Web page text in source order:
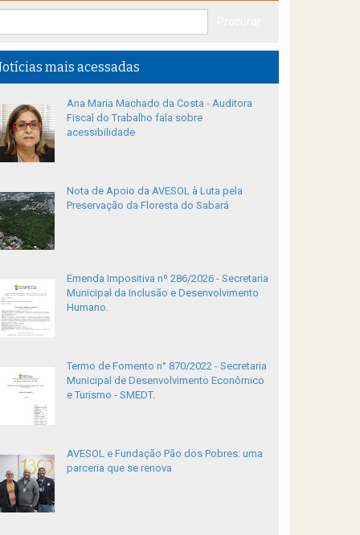
mais acessadas
Ana Maria Machado da Costa - Auditora
Fiscal do Trabalho fala sobre
acessibilidade
Nota de Apoio da AVESOL à Luta pela
Preservação da Floresta do Sabará
Emenda Impositiva nº 286/2026 - Secretaria
Municipal da Inclusão e Desenvolvimento
Humano.
Termo de Fomento n° 870/2022 - Secretaria
Municipal de Desenvolvimento Econômico
e Turismo - SMEDT.
AVESOL e Fundação Pão dos Pobres: uma
parceria que se renova